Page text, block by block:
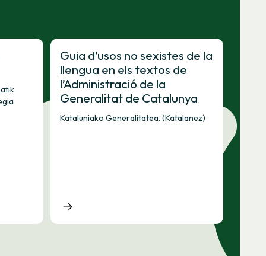
Guia d’usos no sexistes de la
llengua en els textos de
l’Administració de la
Generalitat de Catalunya
Kataluniako Generalitatea. (Katalanez)